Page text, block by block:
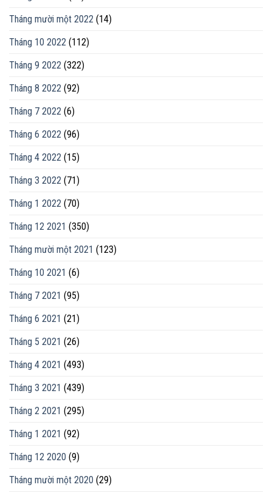
Tháng mười một 2022 (14)
Tháng 10 2022 (112)
Tháng 9 2022 (322)
Tháng 8 2022 (92)
Tháng 7 2022 (6)
Tháng 6 2022 (96)
Tháng 4 2022 (15)
Tháng 3 2022 (71)
Tháng 1 2022 (70)
Tháng 12 2021 (350)
Tháng mười một 2021 (123)
Tháng 10 2021 (6)
Tháng 7 2021 (95)
Tháng 6 2021 (21)
Tháng 5 2021 (26)
Tháng 4 2021 (493)
Tháng 3 2021 (439)
Tháng 2 2021 (295)
Tháng 1 2021 (92)
Tháng 12 2020 (9)
Tháng mười một 2020 (29)